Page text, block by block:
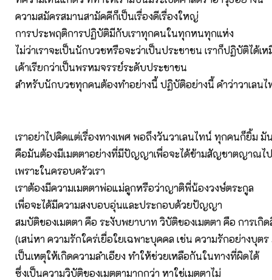
ความสมัครสมานสามัคคีก็เป็นเรื่องดีเรื่องใหญ่
การประพฤติการปฏิบัติมีกับเราทุกคนในทุกหนทุกแห่ง
ไม่ว่าเราจะเป็นนักบวชหรือจะว่าเป็นประชาชน เราก็ปฏิบัติได้เ
เค้าเรียกว่าเป็นพรหมจรรย์ระดับประชาชน
สำหรับนักบวชทุกคนต้องทำอย่างนี้ ปฏิบัติอย่างนี้ คำว่าวาเลนไ
เราอย่าไปคิดแต่เรื่องทางเพศ พอถึงวันวาเลนไทน์ ทุกคนก็ยิ้ม มั
คือมันต้องมีเมตตาอย่างที่มีปัญญาเพื่อจะได้ข้ามสัญชาตญาณไป
เพราะในครอบครัวเรา
เราต้องมีความเมตตาพ่อแม่ลูกหรือว่าญาติพี่น้องวงษ์ตระกูล
เพื่อจะได้มีความสงบอบอุ่นและประกอบด้วยปัญญา
สมบัติของเมตตา คือ ระงับพยาบาท วิบัติของเมตตา คือ การเกิด
(เสน่หา ความรักใคร่เยื่อใยเฉพาะบุคคล เช่น ความรักอย่างบุต
เป็นเหตุให้เกิดความลำเอียง ทำให้ช่วยเหลือกันในทางที่ผิดได้
ซึ่งเป็นความวิบัติของเมตตามากกว่า หาใช่เมตตาไม่